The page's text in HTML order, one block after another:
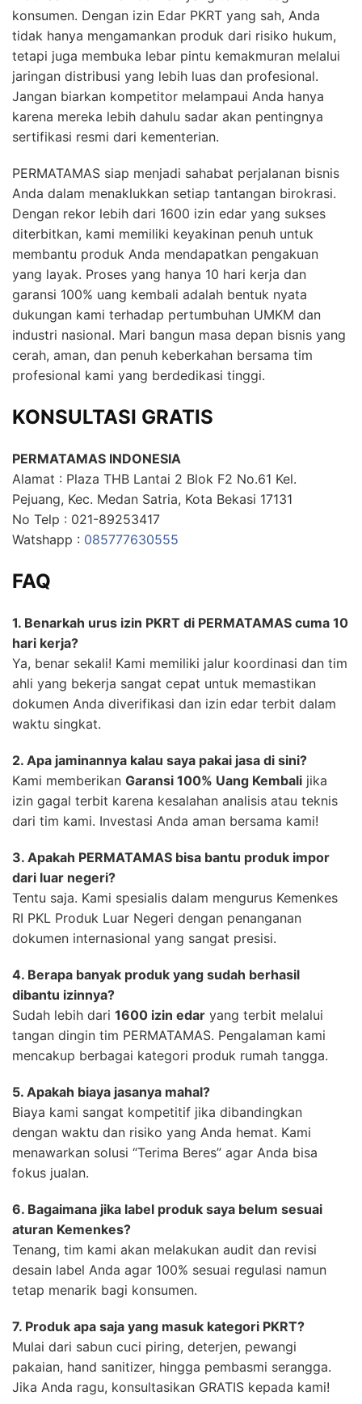
konsumen. Dengan izin Edar PKRT yang sah, Anda
tidak hanya mengamankan produk dari risiko hukum,
tetapi juga membuka lebar pintu kemakmuran melalui
jaringan distribusi yang lebih luas dan profesional.
Jangan biarkan kompetitor melampaui Anda hanya
karena mereka lebih dahulu sadar akan pentingnya
sertifikasi resmi dari kementerian.
PERMATAMAS siap menjadi sahabat perjalanan bisnis
Anda dalam menaklukkan setiap tantangan birokrasi.
Dengan rekor lebih dari 1600 izin edar yang sukses
diterbitkan, kami memiliki keyakinan penuh untuk
membantu produk Anda mendapatkan pengakuan
yang layak. Proses yang hanya 10 hari kerja dan
garansi 100% uang kembali adalah bentuk nyata
dukungan kami terhadap pertumbuhan UMKM dan
industri nasional. Mari bangun masa depan bisnis yang
cerah, aman, dan penuh keberkahan bersama tim
profesional kami yang berdedikasi tinggi.
KONSULTASI GRATIS
PERMATAMAS INDONESIA
Alamat : Plaza THB Lantai 2 Blok F2 No.61 Kel.
Pejuang, Kec. Medan Satria, Kota Bekasi 17131
No Telp : 021-89253417
Watshapp : 085777630555
FAQ
1. Benarkah urus izin PKRT di PERMATAMAS cuma 10
hari kerja?
Ya, benar sekali! Kami memiliki jalur koordinasi dan tim
ahli yang bekerja sangat cepat untuk memastikan
dokumen Anda diverifikasi dan izin edar terbit dalam
waktu singkat.
2. Apa jaminannya kalau saya pakai jasa di sini?
Kami memberikan Garansi 100% Uang Kembali jika
izin gagal terbit karena kesalahan analisis atau teknis
dari tim kami. Investasi Anda aman bersama kami!
3. Apakah PERMATAMAS bisa bantu produk impor
dari luar negeri?
Tentu saja. Kami spesialis dalam mengurus Kemenkes
RI PKL Produk Luar Negeri dengan penanganan
dokumen internasional yang sangat presisi.
4. Berapa banyak produk yang sudah berhasil
dibantu izinnya?
Sudah lebih dari 1600 izin edar yang terbit melalui
tangan dingin tim PERMATAMAS. Pengalaman kami
mencakup berbagai kategori produk rumah tangga.
5. Apakah biaya jasanya mahal?
Biaya kami sangat kompetitif jika dibandingkan
dengan waktu dan risiko yang Anda hemat. Kami
menawarkan solusi “Terima Beres” agar Anda bisa
fokus jualan.
6. Bagaimana jika label produk saya belum sesuai
aturan Kemenkes?
Tenang, tim kami akan melakukan audit dan revisi
desain label Anda agar 100% sesuai regulasi namun
tetap menarik bagi konsumen.
7. Produk apa saja yang masuk kategori PKRT?
Mulai dari sabun cuci piring, deterjen, pewangi
pakaian, hand sanitizer, hingga pembasmi serangga.
Jika Anda ragu, konsultasikan GRATIS kepada kami!